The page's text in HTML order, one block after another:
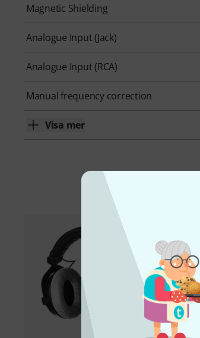
Magnetic Shielding
Analogue Input (Jack)
Analogue Input (RCA)
Manual frequency correction
Visa mer